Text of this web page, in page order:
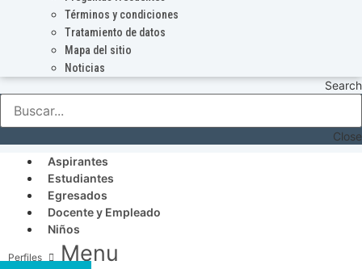
Términos y condiciones
Tratamiento de datos
Mapa del sitio
Noticias
Search
Close
Aspirantes
Estudiantes
Egresados
Docente y Empleado
Niños
Menu